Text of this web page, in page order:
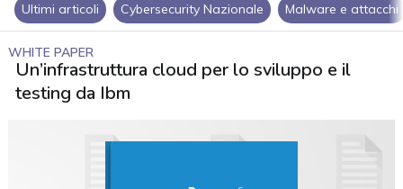
Ultimi articoli Cybersecurity Nazionale Malware e attacchi
WHITE PAPER
Un’infrastruttura cloud per lo sviluppo e il
testing da Ibm